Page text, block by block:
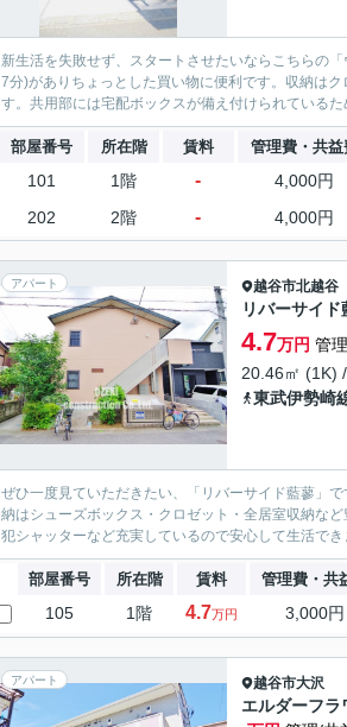
新生活を失敗せず、スタートさせたいならこちらの
7分)がありちょっとした買い物に便利です。収納は
す。共用部には宅配ボックスが備え付けられている
部屋番号 所在階 賃料 管理費・共益
101 1階 - 4,000円
202 2階 - 4,000円
アパート 越谷市北越谷
リバーサイド
4.7万円 管
20.46㎡ (1K)
東武伊勢崎
ぜひ一度見ていただきたい、「リバーサイド藍蓼」
納はシューズボックス・クロゼット・全居室収納な
犯シャッターなど充実しているので安心して生活で
部屋番号 所在階 賃料 管理費・共
105 1階 4.7万円 3,000円
アパート 越谷市大沢
エルダーフラ